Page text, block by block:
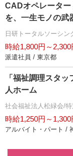
CADオペレータ
を、一生モノの武
日研トータルソーシン
時給1,800円～2,300
派遣社員 / 東京都
「福祉調理スタ
人ホーム
社会福祉法人松緑会/
時給1,250円～1,300
アルバイト・パート /